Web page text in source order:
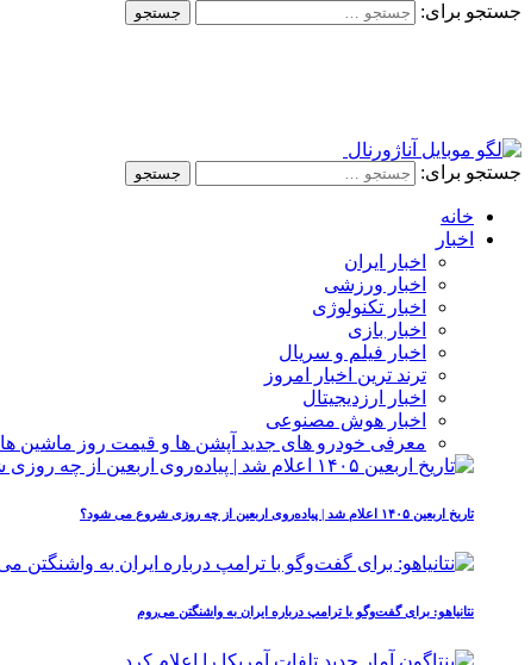
جستجو برای:
جستجو برای:
خانه
اخبار
اخبار ایران
اخبار ورزشی
اخبار تکنولوژی
اخبار بازی
اخبار فیلم و سریال
ترند ترین اخبار امروز
اخبار ارزدیجیتال
اخبار هوش مصنوعی
معرفی خودرو های جدید آپشن‌ ها و قیمت روز ماشین‌ ها
تاریخ اربعین ۱۴۰۵ اعلام شد | پیاده‌روی اربعین از چه روزی شروع می‌ شود؟
نتانیاهو: برای گفت‌وگو با ترامپ درباره ایران به واشنگتن می‌روم